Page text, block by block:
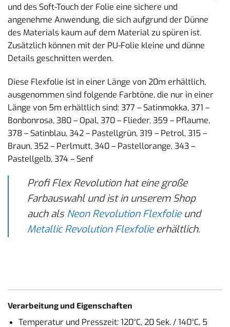
und des Soft-Touch der Folie eine sichere und
angenehme Anwendung, die sich aufgrund der Dünne
des Materials kaum auf dem Material zu spüren ist.
Zusätzlich können mit der PU-Folie kleine und dünne
Details geschnitten werden.
Diese Flexfolie ist in einer Länge von 20m erhältlich,
ausgenommen sind folgende Farbtöne, die nur in einer
Länge von 5m erhältlich sind: 377 – Satinmokka, 371 –
Bonbonrosa, 380 – Opal, 370 – Flieder, 359 – Pflaume,
378 – Satinblau, 342 – Pastellgrün, 319 – Petrol, 315 –
Braun, 352 – Perlmutt, 340 – Pastellorange, 343 –
Pastellgelb, 374 – Senf
Profi Flex Revolution hat eine große
Farbauswahl und ist in unserem Shop
auch als Neon Revolution Flexfolieund
Metallic Revolution Flexfolieerhältlich.
Verarbeitung und Eigenschaften
Temperatur und Presszeit: 120°C, 20 Sek. / 140°C, 5